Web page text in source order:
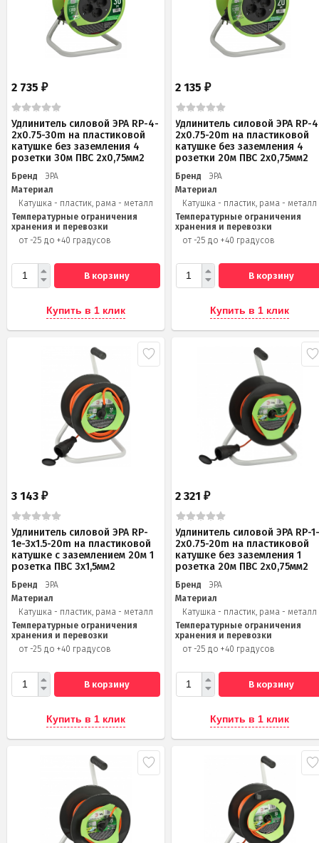
2 735 ₽
Удлинитель силовой ЭРА RP-4-
2x0.75-30m на пластиковой
катушке без заземления 4
розетки 30м ПВС 2х0,75мм2
Бренд
ЭРА
Материал
Катушка - пластик, рама - металл
Температурные ограничения
хранения и перевозки
от -25 до +40 градусов
В корзину
Купить в 1 клик
2 135₽
Удлинитель силовой ЭРА RP-
2x0.75-20m на пластиковой
катушке без заземления 4
розетки 20м ПВС 2х0,75мм2
Бренд
ЭРА
Материал
Катушка - пластик, рама - металл
Температурные ограничения
хранения и перевозки
от -25 до +40 градусов
В корзину
Купить в 1 клик
3 143 ₽
Удлинитель силовой ЭРА RP-
1e-3x1.5-20m на пластиковой
катушке c заземлением 20м 1
розетка ПВС 3х1,5мм2
Бренд
ЭРА
Материал
Катушка - пластик, рама - металл
Температурные ограничения
хранения и перевозки
от -25 до +40 градусов
В корзину
Купить в 1 клик
2 321₽
Удлинитель силовой ЭРА RP-
2x0.75-20m на пластиковой
катушке без заземления 1
розетка 20м ПВС 2х0,75мм2
Бренд
ЭРА
Материал
Катушка - пластик, рама - металл
Температурные ограничения
хранения и перевозки
от -25 до +40 градусов
В корзину
Купить в 1 клик